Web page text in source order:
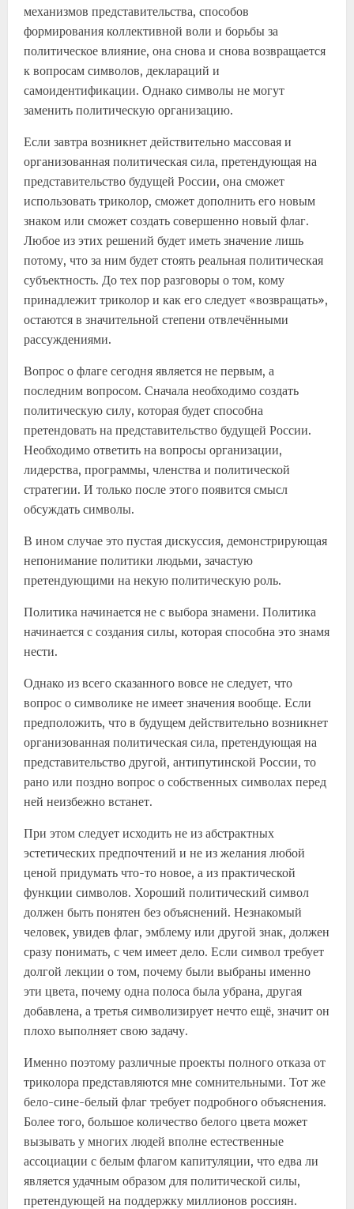
механизмов представительства, способов
формирования коллективной воли и борьбы за
политическое влияние, она снова и снова возвращается
к вопросам символов, деклараций и
самоидентификации. Однако символы не могут
заменить политическую организацию.
Если завтра возникнет действительно массовая и
организованная политическая сила, претендующая на
представительство будущей России, она сможет
использовать триколор, сможет дополнить его новым
знаком или сможет создать совершенно новый флаг.
Любое из этих решений будет иметь значение лишь
потому, что за ним будет стоять реальная политическая
субъектность. До тех пор разговоры о том, кому
принадлежит триколор и как его следует «возвращать»,
остаются в значительной степени отвлечёнными
рассуждениями.
Вопрос о флаге сегодня является не первым, а
последним вопросом. Сначала необходимо создать
политическую силу, которая будет способна
претендовать на представительство будущей России.
Необходимо ответить на вопросы организации,
лидерства, программы, членства и политической
стратегии. И только после этого появится смысл
обсуждать символы.
В ином случае это пустая дискуссия, демонстрирующая
непонимание политики людьми, зачастую
претендующими на некую политическую роль.
Политика начинается не с выбора знамени. Политика
начинается с создания силы, которая способна это знамя
нести.
Однако из всего сказанного вовсе не следует, что
вопрос о символике не имеет значения вообще. Если
предположить, что в будущем действительно возникнет
организованная политическая сила, претендующая на
представительство другой, антипутинской России, то
рано или поздно вопрос о собственных символах перед
ней неизбежно встанет.
При этом следует исходить не из абстрактных
эстетических предпочтений и не из желания любой
ценой придумать что-то новое, а из практической
функции символов. Хороший политический символ
должен быть понятен без объяснений. Незнакомый
человек, увидев флаг, эмблему или другой знак, должен
сразу понимать, с чем имеет дело. Если символ требует
долгой лекции о том, почему были выбраны именно
эти цвета, почему одна полоса была убрана, другая
добавлена, а третья символизирует нечто ещё, значит он
плохо выполняет свою задачу.
Именно поэтому различные проекты полного отказа от
триколора представляются мне сомнительными. Тот же
бело-сине-белый флаг требует подробного объяснения.
Более того, большое количество белого цвета может
вызывать у многих людей вполне естественные
ассоциации с белым флагом капитуляции, что едва ли
является удачным образом для политической силы,
претендующей на поддержку миллионов россиян.